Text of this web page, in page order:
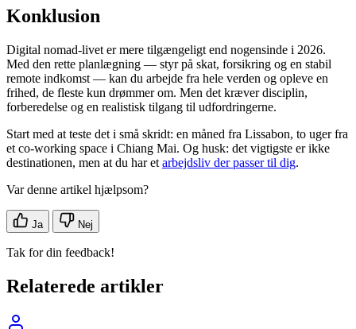
Konklusion
Digital nomad-livet er mere tilgængeligt end nogensinde i 2026.
Med den rette planlægning — styr på skat, forsikring og en stabil
remote indkomst — kan du arbejde fra hele verden og opleve en
frihed, de fleste kun drømmer om. Men det kræver disciplin,
forberedelse og en realistisk tilgang til udfordringerne.
Start med at teste det i små skridt: en måned fra Lissabon, to uger fra
et co-working space i Chiang Mai. Og husk: det vigtigste er ikke
destinationen, men at du har et arbejdsliv der passer til dig.
Var denne artikel hjælpsom?
Ja Nej
Tak for din feedback!
Relaterede artikler